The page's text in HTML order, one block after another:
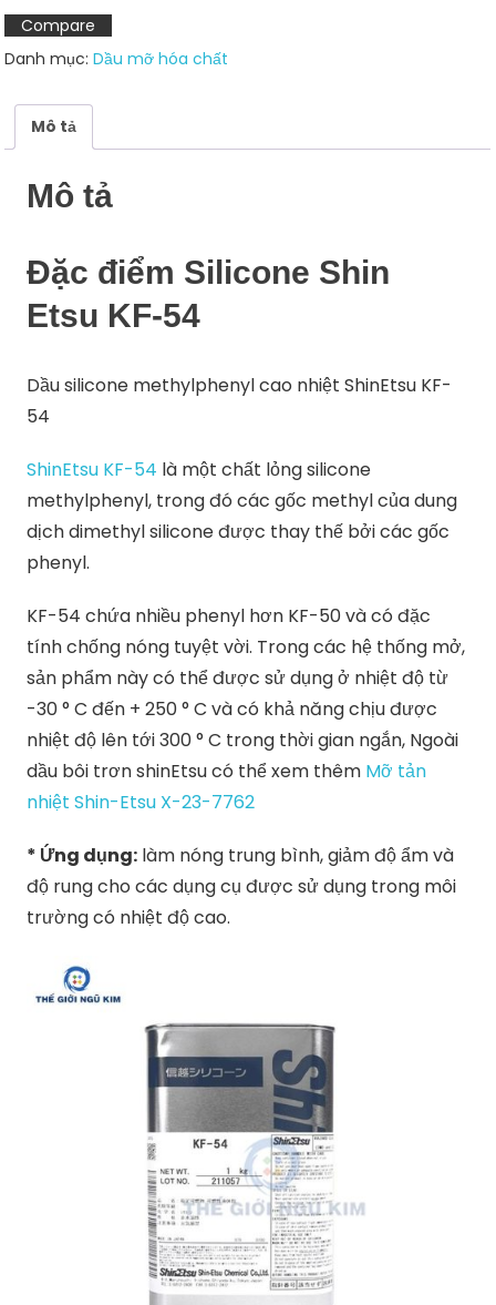
số
lượng
Compare
Danh mục:Dầu mỡ hóa chất
Mô tả
Mô tả
Đặc điểm Silicone Shin
Etsu KF-54
Dầu silicone methylphenyl cao nhiệt ShinEtsu KF-
54
ShinEtsu KF-54 là một chất lỏng silicone
methylphenyl, trong đó các gốc methyl của dung
dịch dimethyl silicone được thay thế bởi các gốc
phenyl.
KF-54 chứa nhiều phenyl hơn KF-50 và có đặc
tính chống nóng tuyệt vời. Trong các hệ thống mở,
sản phẩm này có thể được sử dụng ở nhiệt độ từ
-30 ° C đến + 250 ° C và có khả năng chịu được
nhiệt độ lên tới 300 ° C trong thời gian ngắn, Ngoài
dầu bôi trơn shinEtsu có thể xem thêm Mỡ tản
nhiệt Shin-Etsu X-23-7762
* Ứng dụng: làm nóng trung bình, giảm độ ẩm và
độ rung cho các dụng cụ được sử dụng trong môi
trường có nhiệt độ cao.